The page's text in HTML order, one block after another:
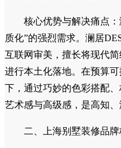
合剂到水电管线，均达到
环境管理体系认证”并非一
与物流配送，确保每一批
从“里子”上保障别墅大宅
10.澜居DESIGN（新
品牌定位：专注于为